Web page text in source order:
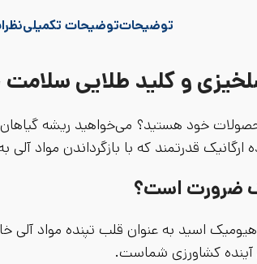
توضیحاتتوضیحات تکمیلی
و کلید طلایی
خود هستید؟ می‌خواهید ریشه
ارگانیک قدرتمند که با بازگرداندن مواد
ضرورت است؟
اسید به عنوان قلب تپنده مواد آلی
آینده کشاورزی شماست.